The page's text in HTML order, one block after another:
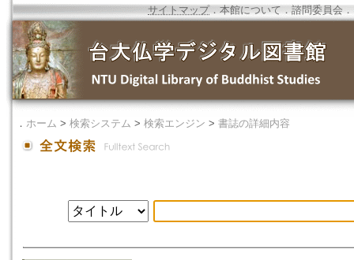
サイトマップ．本館について ． 諮問委員会 ．
． ホーム > 検索システム > 検索エンジン > 書誌の詳細内容